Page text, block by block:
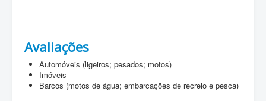
Avaliações
Automóveis (ligeiros; pesados; motos)
Imóveis
Barcos (motos de água; embarcações de recreio e pesca)